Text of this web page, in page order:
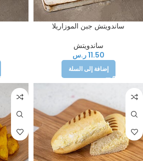
ساندويتش جبن الموزاريلا
ساندويتش
11.50ر.س
إضافة إلى السلة